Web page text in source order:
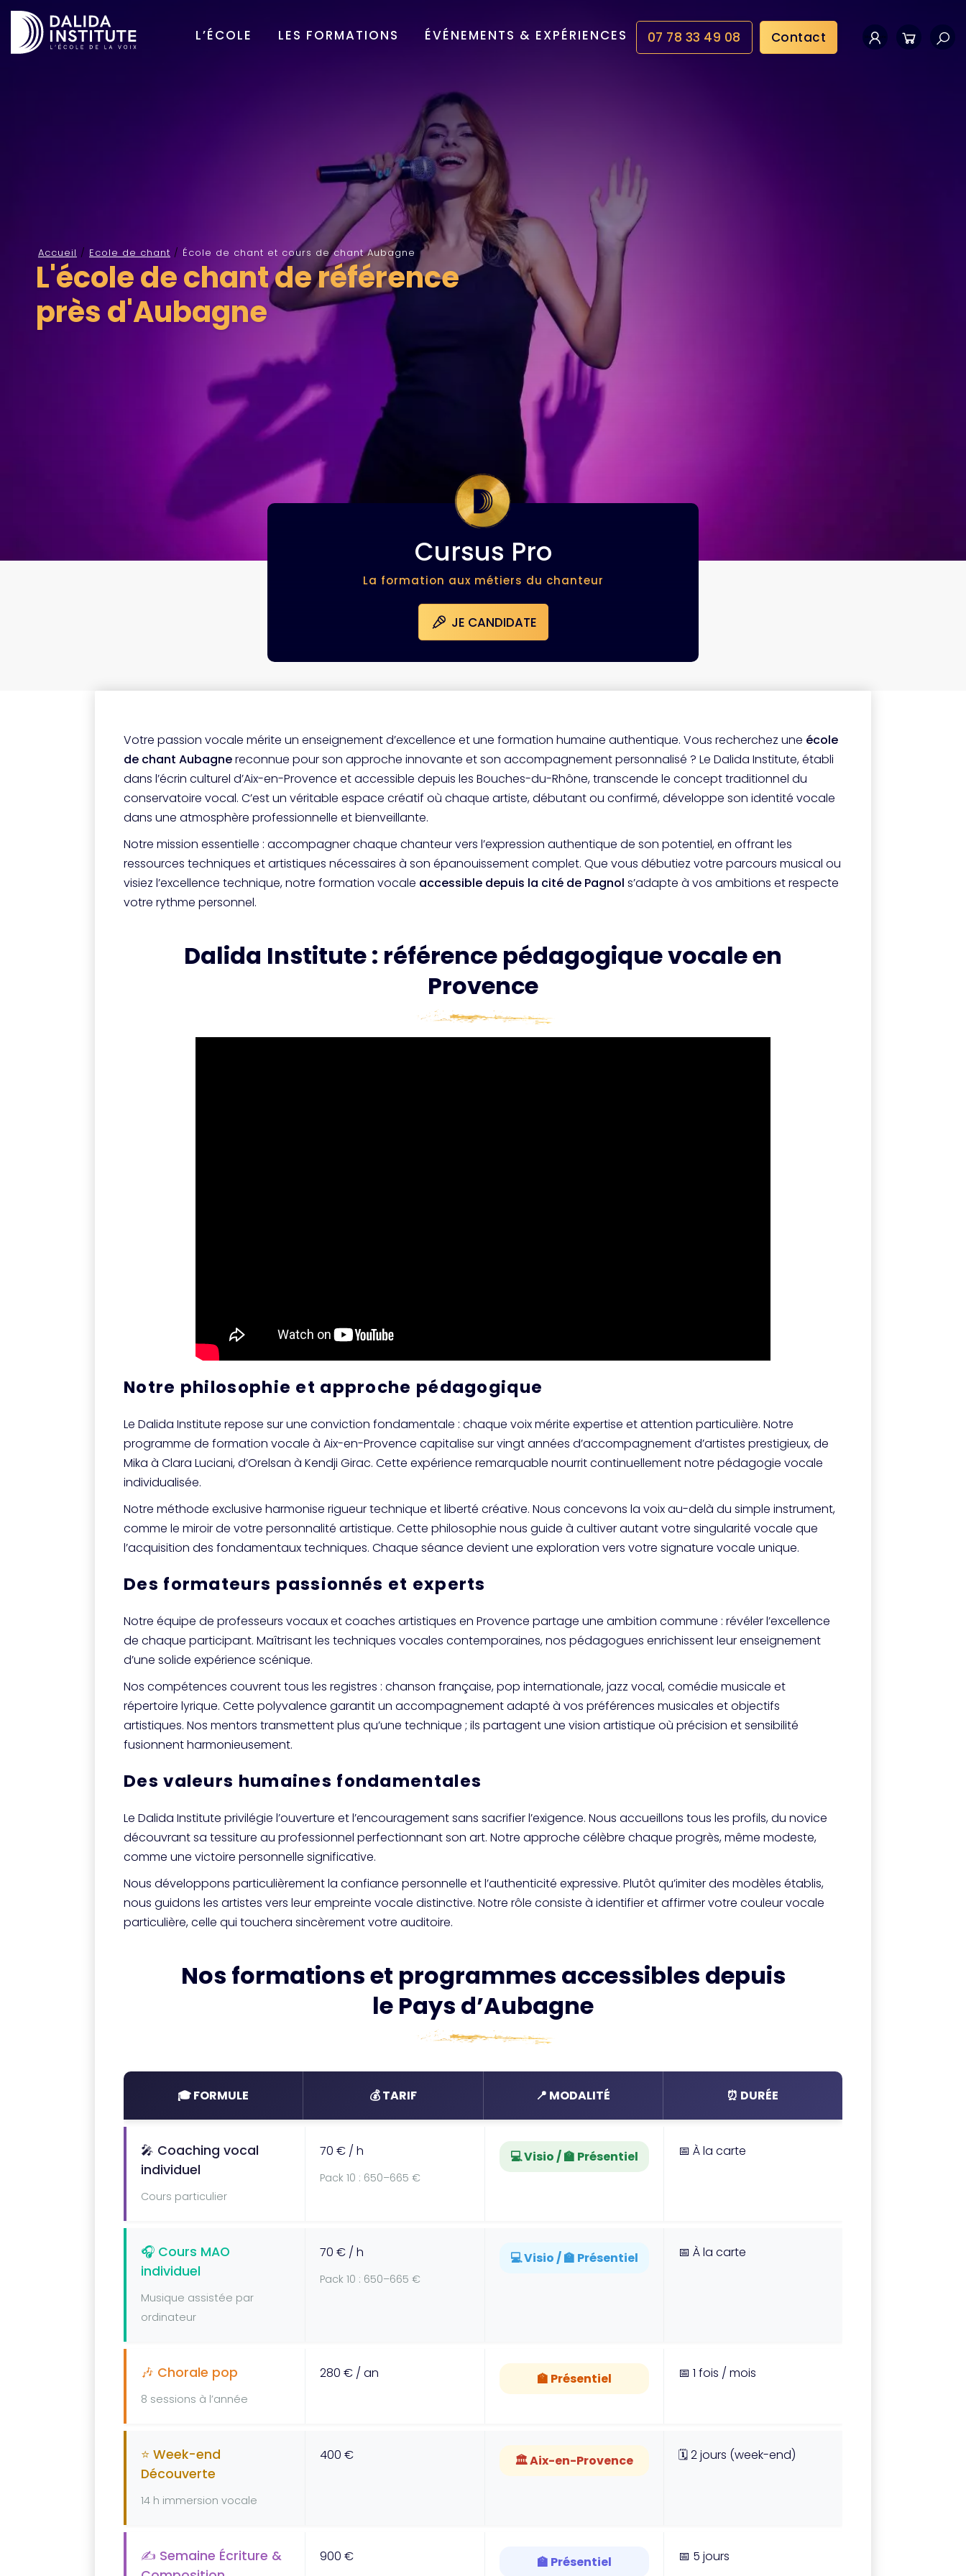
07 78 33 49 08 Contact
L’ÉCOLE LES FORMATIONS ÉVÉNEMENTS & EXPÉRIENCES Mon compte Panier
Accueil / Ecole de chant / École de chant et cours de chant Aubagne
L'école de chant de référence
près d'Aubagne
Cursus Pro
La formation aux métiers du chanteur
JE CANDIDATE
Votre passion vocale mérite un enseignement d’excellence et une formation humaine authentique. Vous recherchez une école
de chant Aubagnereconnue pour son approche innovante et son accompagnement personnalisé ? Le Dalida Institute, établi
dans l’écrin culturel d’Aix-en-Provence et accessible depuis les Bouches-du-Rhône, transcende le concept traditionnel du
conservatoire vocal. C’est un véritable espace créatif où chaque artiste, débutant ou confirmé, développe son identité vocale
dans une atmosphère professionnelle et bienveillante.
Notre mission essentielle : accompagner chaque chanteur vers l’expression authentique de son potentiel, en offrant les
ressources techniques et artistiques nécessaires à son épanouissement complet. Que vous débutiez votre parcours musical ou
visiez l’excellence technique, notre formation vocale accessible depuis la cité de Pagnol s’adapte à vos ambitions et respecte
votre rythme personnel.
Dalida Institute : référence pédagogique vocale en
Provence
Notre philosophie et approche pédagogique
Le Dalida Institute repose sur une conviction fondamentale : chaque voix mérite expertise et attention particulière. Notre
programme de formation vocale à Aix-en-Provence capitalise sur vingt années d’accompagnement d’artistes prestigieux, de
Mika à Clara Luciani, d’Orelsan à Kendji Girac. Cette expérience remarquable nourrit continuellement notre pédagogie vocale
individualisée.
Notre méthode exclusive harmonise rigueur technique et liberté créative. Nous concevons la voix au-delà du simple instrument,
comme le miroir de votre personnalité artistique. Cette philosophie nous guide à cultiver autant votre singularité vocale que
l’acquisition des fondamentaux techniques. Chaque séance devient une exploration vers votre signature vocale unique.
Des formateurs passionnés et experts
Notre équipe de professeurs vocaux et coaches artistiques en Provence partage une ambition commune : révéler l’excellence
de chaque participant. Maîtrisant les techniques vocales contemporaines, nos pédagogues enrichissent leur enseignement
d’une solide expérience scénique.
Nos compétences couvrent tous les registres : chanson française, pop internationale, jazz vocal, comédie musicale et
répertoire lyrique. Cette polyvalence garantit un accompagnement adapté à vos préférences musicales et objectifs
artistiques. Nos mentors transmettent plus qu’une technique ; ils partagent une vision artistique où précision et sensibilité
fusionnent harmonieusement.
Des valeurs humaines fondamentales
Le Dalida Institute privilégie l’ouverture et l’encouragement sans sacrifier l’exigence. Nous accueillons tous les profils, du novice
découvrant sa tessiture au professionnel perfectionnant son art. Notre approche célèbre chaque progrès, même modeste,
comme une victoire personnelle significative.
Nous développons particulièrement la confiance personnelle et l’authenticité expressive. Plutôt qu’imiter des modèles établis,
nous guidons les artistes vers leur empreinte vocale distinctive. Notre rôle consiste à identifier et affirmer votre couleur vocale
particulière, celle qui touchera sincèrement votre auditoire.
Nos formations et programmes accessibles depuis
le Pays d’Aubagne
🎓 FORMULE 💰 TARIF 📍 MODALITÉ ⏰ DURÉE
🎤 Coaching vocal
individuel
Cours particulier
70 € / h
Pack 10 : 650–665 €
💻 Visio / 🏫 Présentiel 📅 À la carte
🎧 Cours MAO
individuel
Musique assistée par
ordinateur
70 € / h
Pack 10 : 650–665 €
💻 Visio / 🏫 Présentiel 📅 À la carte
🎶 Chorale pop
8 sessions à l’année
280 € / an 🏫 Présentiel 📅 1 fois / mois
⭐ Week-end
Découverte
14 h immersion vocale
400 € 🏛️ Aix-en-Provence 🗓️ 2 jours (week-end)
✍️ Semaine Écriture &
900 € 🏫 Présentiel 📅 5 jours